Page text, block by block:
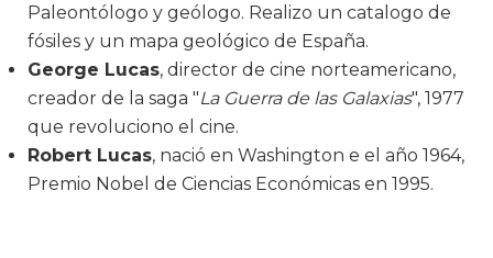
Paleontólogo y geólogo. Realizo un catalogo de
fósiles y un mapa geológico de España.
George Lucas, director de cine norteamericano,
creador de la saga "La Guerra de las Galaxias", 1977
que revoluciono el cine.
Robert Lucas, nació en Washington e el año 1964,
Premio Nobel de Ciencias Económicas en 1995.